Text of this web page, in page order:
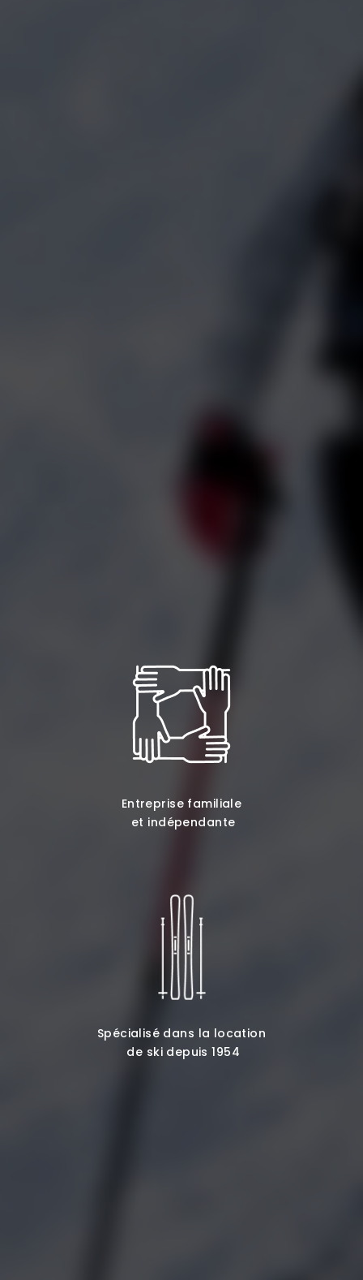
Entreprise familiale
et indépendante
Spécialisé dans la location
de ski depuis 1954